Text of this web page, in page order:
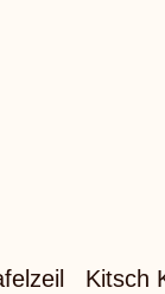
Kitsch